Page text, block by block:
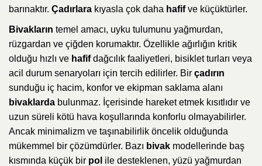
barınaktır. Çadırlara kıyasla çok daha hafifve küçüktürler.
Bivakların temel amacı, uyku tulumunu yağmurdan,
rüzgardan ve çiğden korumaktır. Özellikle ağırlığın kritik
olduğu hızlı ve hafifdağcılık faaliyetleri, bisiklet turları veya
acil durum senaryoları için tercih edilirler. Bir çadırın
sunduğu iç hacim, konfor ve ekipman saklama alanı
bivaklarda bulunmaz. İçerisinde hareket etmek kısıtlıdır ve
uzun süreli kötü hava koşullarında konforlu olmayabilirler.
Ancak minimalizm ve taşınabilirlik öncelik olduğunda
mükemmel bir çözümdürler. Bazı bivak modellerinde baş
kısmında küçük bir pol ile desteklenen, yüzü yağmurdan